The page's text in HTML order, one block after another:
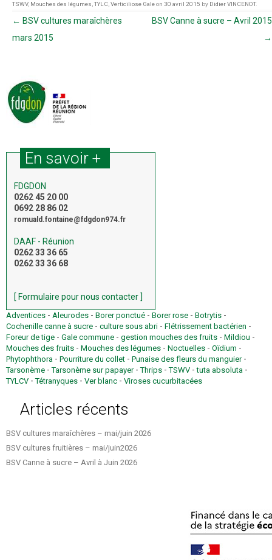
TSWV, Mouches des légumes TYLC Verticiliose Galeon 30 avril 2015 by Didier VINCENOT.
Navigation des articles
← BSV cultures maraîchères
mars 2015
BSV Canne à sucre – Avril 2015
→
En savoir +
FDGDON
0262 45 20 00
0692 28 86 02
romuald.fontaine@fdgdon974.fr
DAAF - Réunion
0262 33 36 65
0262 33 36 68
[ Formulaire pour nous contacter ]
Adventices - Aleurodes - Borer ponctué - Borer rose - Botrytis -
Cochenille canne à sucre - culture sous abri - Flétrissement bactérien -
Foreur de tige - Gale commune - gestion mouches des fruits - Mildiou -
Mouches des fruits - Mouches des légumes - Noctuelles - Oïdium -
Phytophthora - Pourriture du collet - Punaise des fleurs du manguier-
Tarsonème -Tarsonème sur papayer-Thrips -TSWV -tuta absoluta -
TYLCV -Tétranyques - Ver blanc - Viroses cucurbitacées
Articles récents
BSV cultures maraîchères – mai/juin 2026
BSV cultures fruitières – mai/juin2026
BSV Canne à sucre – Avril à Juin 2026